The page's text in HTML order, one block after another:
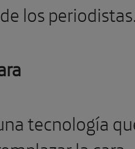
los
tecnología